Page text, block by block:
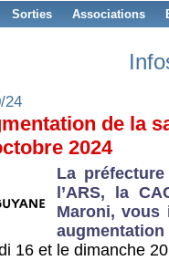
Sorties Associations
24
de la
2024
La
l’ARS, la
Maroni, vous
16 et le dimanche